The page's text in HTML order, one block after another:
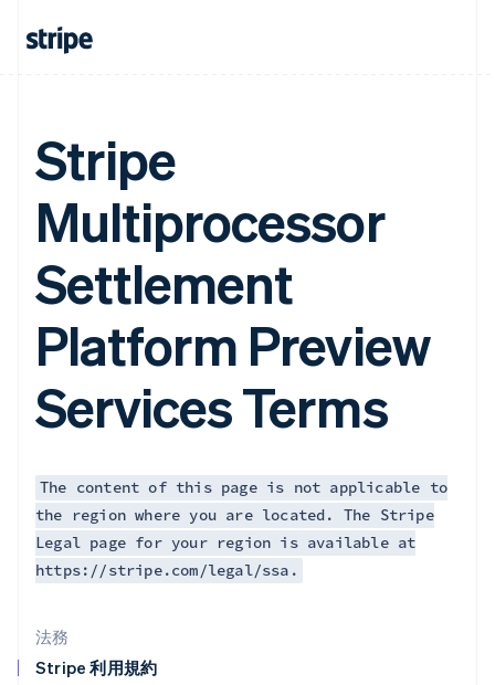
法務
Stripe 利用規約
Stripe
Multiprocessor
Settlement
Platform Preview
Services Terms
The content of this page is not applicable to
the region where you are located. The Stripe
Legal page for your region is available at
https://stripe.com/legal/ssa.
English
クロアチア
EnglishItaliano
ジブラルタル
English
シンガポール
English 简体中文
スイス
スウェーデン
Svenska English
EspañolEnglish
スロバキア
EnglishItaliano
タイ
ไทยEnglish
チェコ共和国
English
DeutschEnglish